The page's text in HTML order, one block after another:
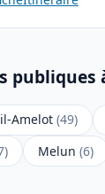
publiques
Amelot (49)
Melun (6)